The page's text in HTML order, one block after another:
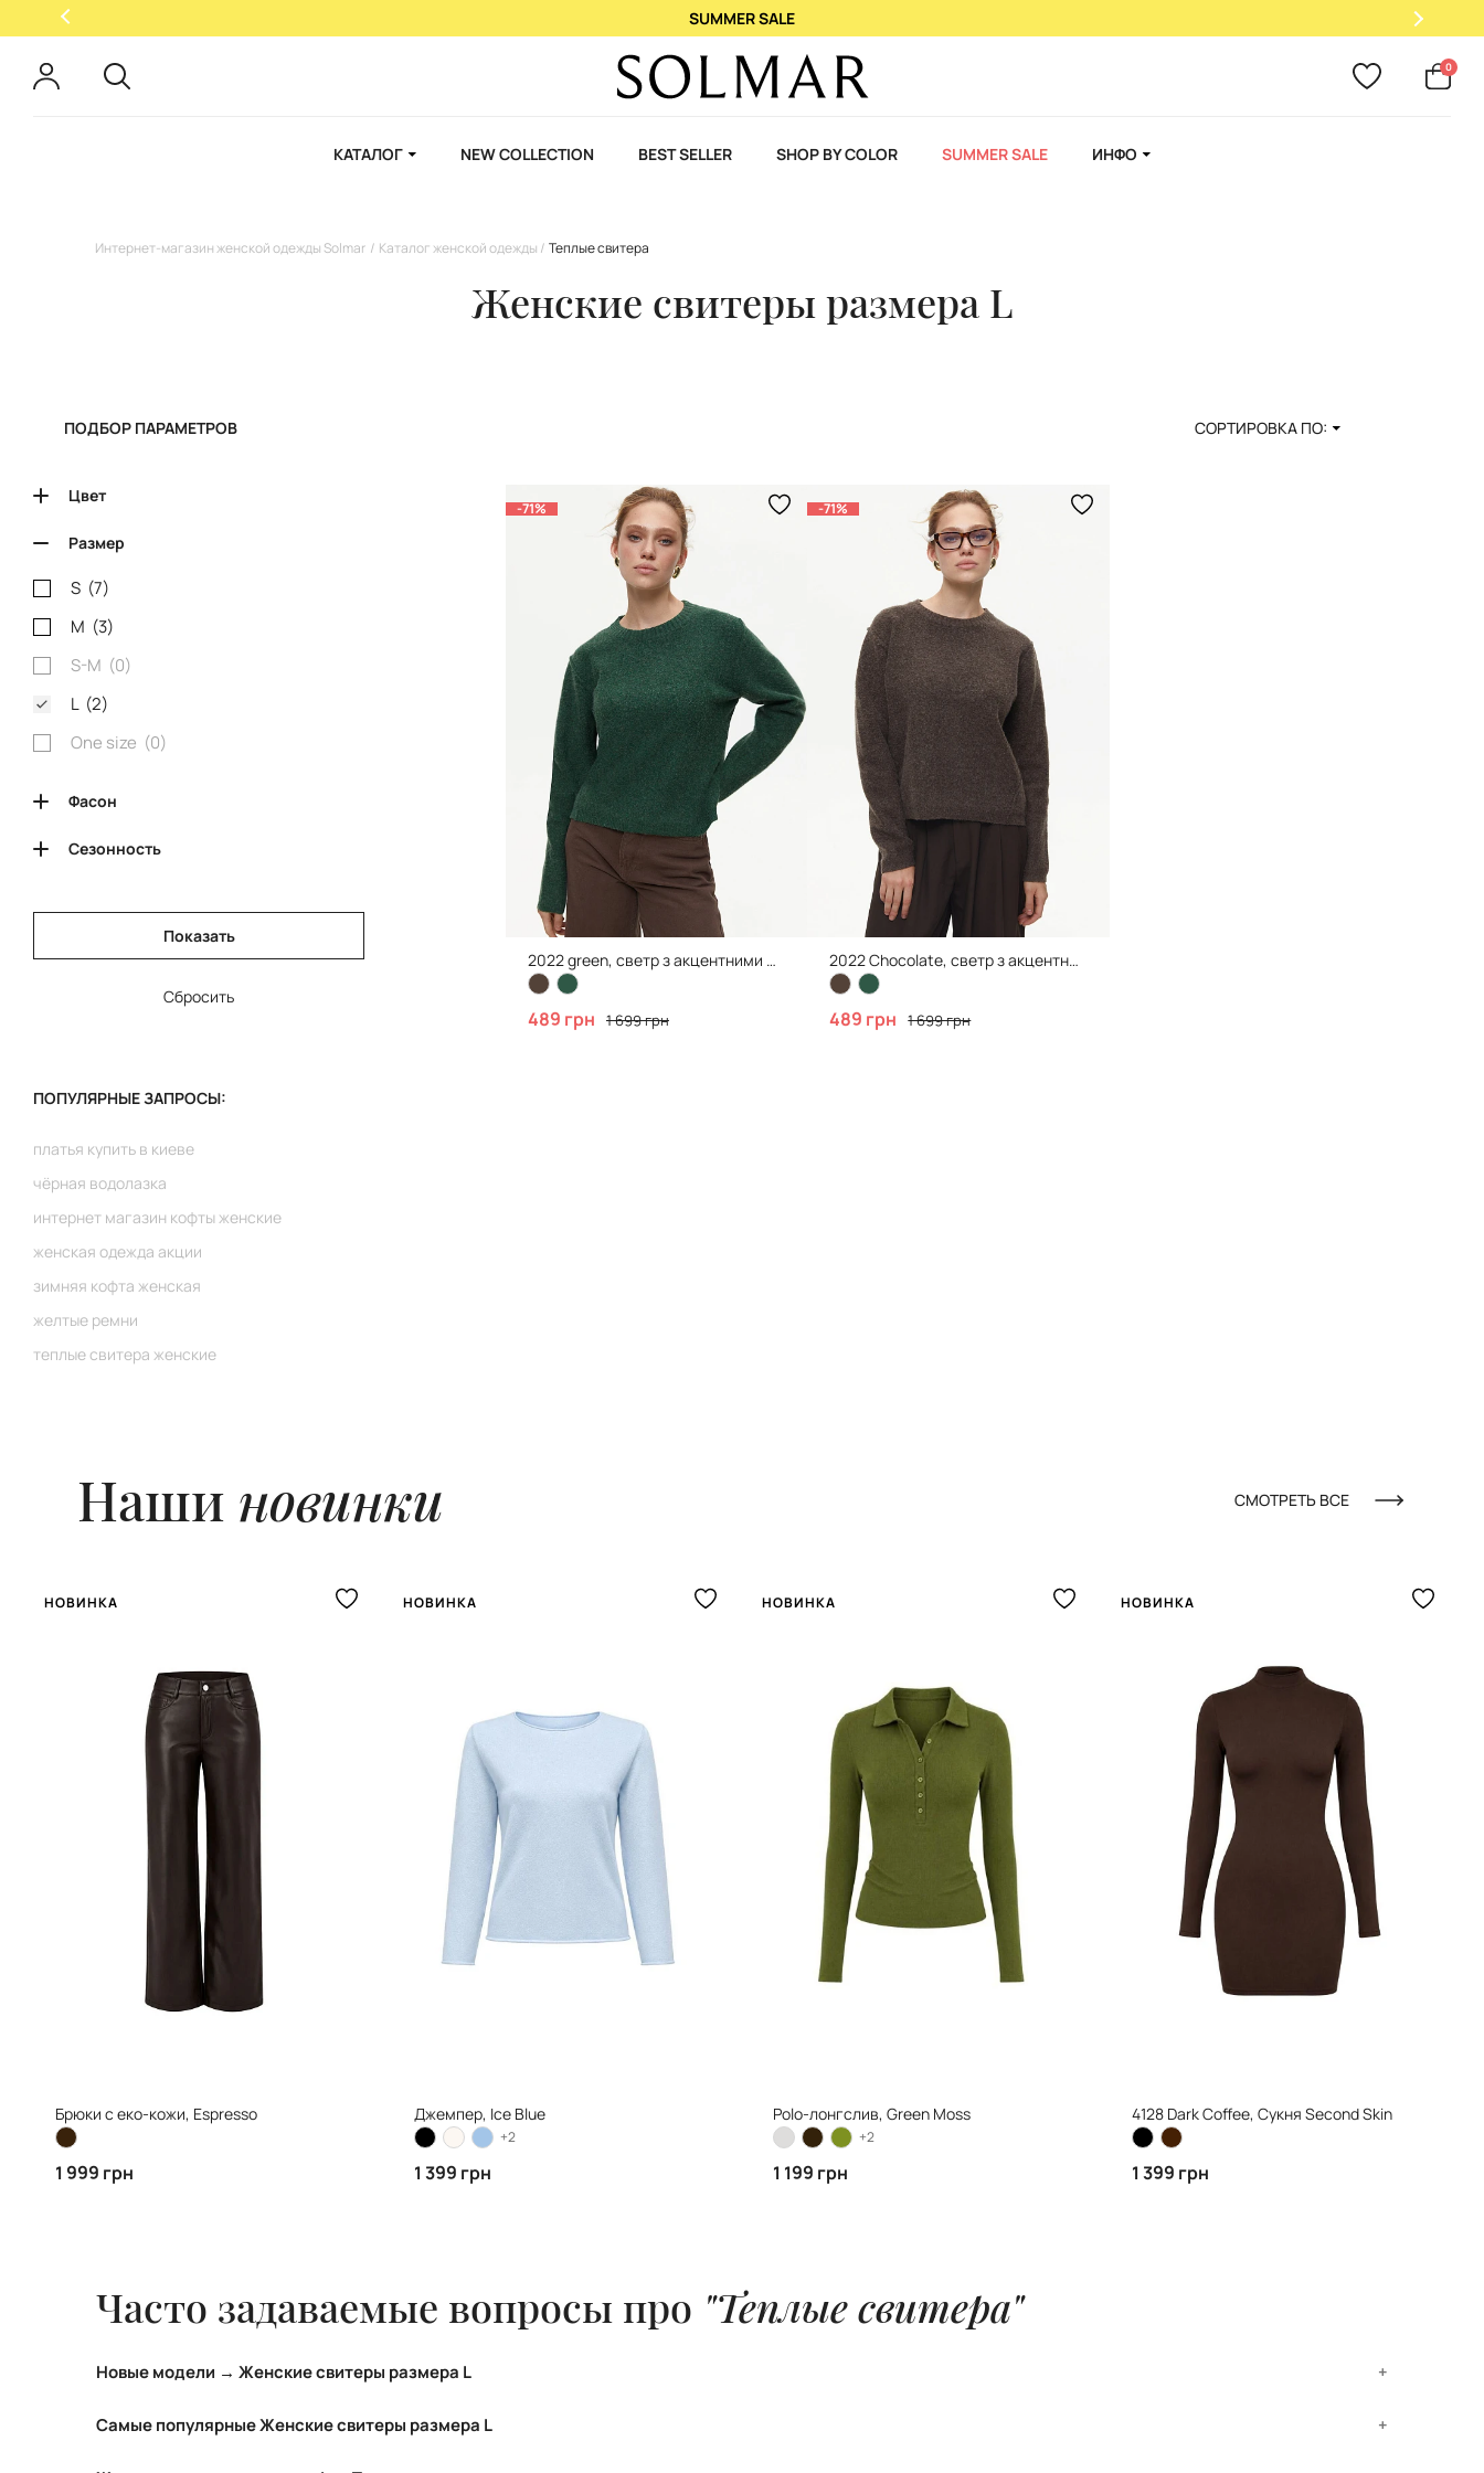
При покупке 2 ароматов – 3-й в подарок!
0
КАТАЛОГ NEW COLLECTION BEST SELLER SHOP BY COLOR SUMMER SALE ИНФО
Интернет-магазин женской одежды Solmar Каталог женской одежды Теплые свитера
Женские свитеры размера L
ПОДБОР ПАРАМЕТРОВ
Цвет
Размер
S (7)
M (3)
S-M (0)
L (2)
One size (0)
Фасон
Сезонность
Показать
Сбросить
ПОПУЛЯРНЫЕ ЗАПРОСЫ:
платья купить в киеве
чёрная водолазка
интернет магазин кофты женские
женская одежда акции
зимняя кофта женская
желтые ремни
теплые свитера женские
СОРТИРОВКА ПО:
-71%
2022 green, светр з акцентними швами
489 грн 1 699 грн
-71%
2022 Chocolate, светр з акцентними швами
489 грн 1 699 грн
Наши новинки СМОТРЕТЬ ВСЕ
НОВИНКА
Брюки с еко-кожи, Espresso
1 999 грн
НОВИНКА
Джемпер, Ice Blue
+2
1 399 грн
НОВИНКА
Polo-лонгслив, Green Moss
+2
1 199 грн
НОВИНКА
4128 Dark Coffee, Сукня Second Skin
1 399 грн
Часто задаваемые вопросы про "Теплые свитера"
Новые модели → Женские свитеры размера L
ТОП новых моделей категории Женские свитеры размера L:
Самые популярные Женские свитеры размера L